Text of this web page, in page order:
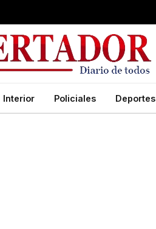
Interior Policiales Deportes